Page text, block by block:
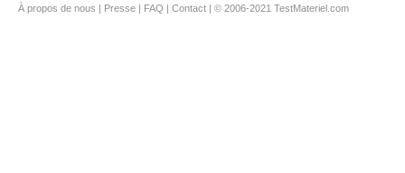
À propos de nous | Presse | FAQ | Contact | © 2006-2021 TestMateriel.com